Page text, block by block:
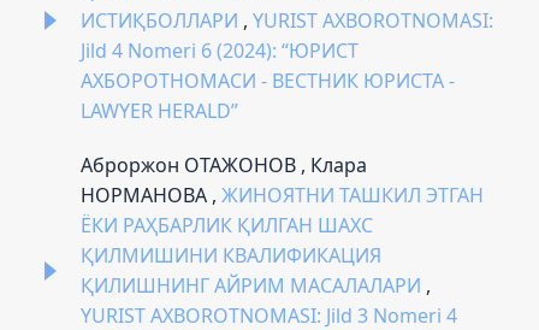
ИСТИҚБОЛЛАРИ , YURIST AXBOROTNOMASI:
Jild 4 Nomeri 6 (2024): “ЮРИСТ
АХБОРОТНОМАСИ - ВЕСТНИК ЮРИСТА -
LAWYER HERALD”
Аброржон ОТАЖОНОВ , Клара
НОРМАНОВА , ЖИНОЯТНИ ТАШКИЛ ЭТГАН
ЁКИ РАҲБАРЛИК ҚИЛГАН ШАХС
ҚИЛМИШИНИ КВАЛИФИКАЦИЯ
ҚИЛИШНИНГ АЙРИМ МАСАЛАЛАРИ ,
YURIST AXBOROTNOMASI: Jild 3 Nomeri 4